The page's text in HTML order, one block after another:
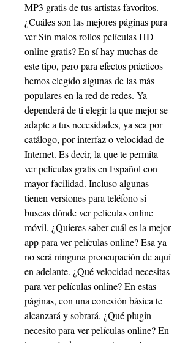
MP3 gratis de tus artistas favoritos.
¿Cuáles son las mejores páginas para
ver Sin malos rollos películas HD
online gratis? En sí hay muchas de
este tipo, pero para efectos prácticos
hemos elegido algunas de las más
populares en la red de redes. Ya
dependerá de ti elegir la que mejor se
adapte a tus necesidades, ya sea por
catálogo, por interfaz o velocidad de
Internet. Es decir, la que te permita
ver películas gratis en Español con
mayor facilidad. Incluso algunas
tienen versiones para teléfono si
buscas dónde ver películas online
móvil. ¿Quieres saber cuál es la mejor
app para ver películas online? Esa ya
no será ninguna preocupación de aquí
en adelante. ¿Qué velocidad necesitas
para ver películas online? En estas
páginas, con una conexión básica te
alcanzará y sobrará. ¿Qué plugin
necesito para ver películas online? En